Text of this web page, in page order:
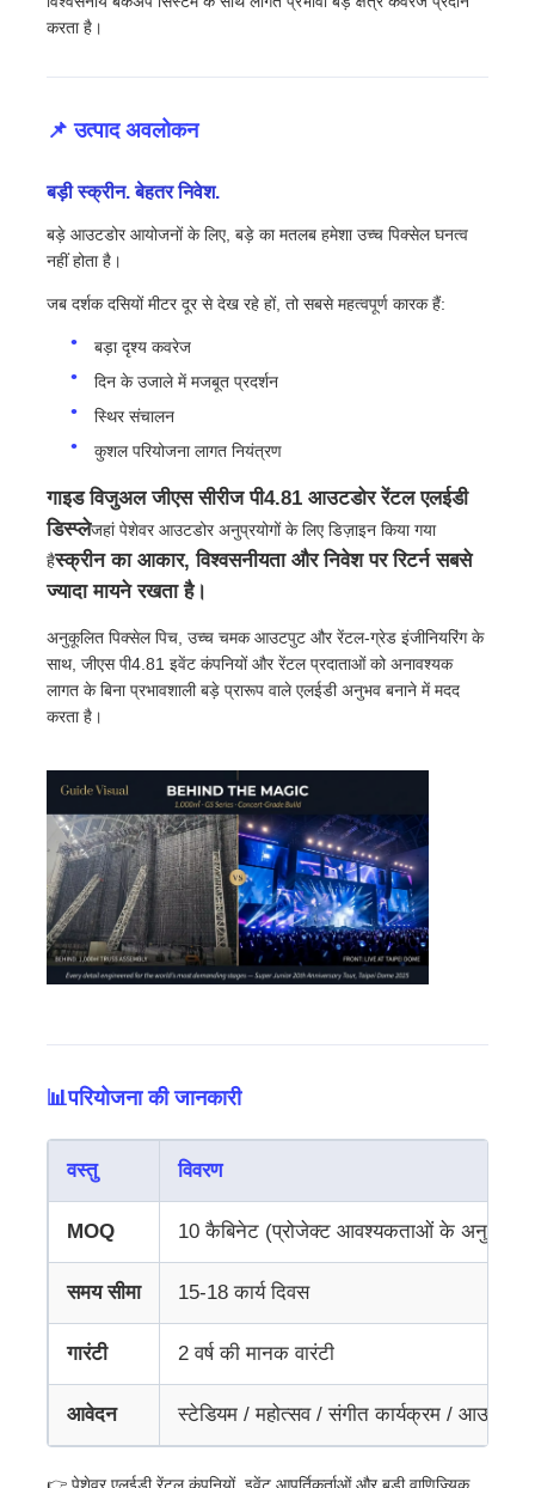
घर
वीडियो
वीआर शो
हमारे बारे में
कारखाने का दौरा
गुणवत्ता नियंत्रण
हमसे संपर्क करें
समाचार
मामले
एलईडी वीडियो दीवार प्रदर्शन
एलईडी प्रदर्शन स्क्रीन
संगीत कार्यक्रम एलईडी स्क्रीन
स्टेज एलईडी स्क्रीन किराया
पारदर्शी एलईडी प्रदर्शन
करता है।
📌 उत्पाद अवलोकन
बड़ी स्क्रीन. बेहतर निवेश.
बड़े आउटडोर आयोजनों के लिए, बड़े का मतलब हमेशा उच्च पिक्सेल घनत्व
नहीं होता है।
जब दर्शक दसियों मीटर दूर से देख रहे हों, तो सबसे महत्वपूर्ण कारक हैं:
बड़ा दृश्य कवरेज
दिन के उजाले में मजबूत प्रदर्शन
स्थिर संचालन
कुशल परियोजना लागत नियंत्रण
गाइड विजुअल जीएस सीरीज पी4.81 आउटडोर रेंटल एलईडी
डिस्प्लेजहां पेशेवर आउटडोर अनुप्रयोगों के लिए डिज़ाइन किया गया
हैस्क्रीन का आकार, विश्वसनीयता और निवेश पर रिटर्न सबसे
ज्यादा मायने रखता है।
अनुकूलित पिक्सेल पिच, उच्च चमक आउटपुट और रेंटल-ग्रेड इंजीनियरिंग के
साथ, जीएस पी4.81 इवेंट कंपनियों और रेंटल प्रदाताओं को अनावश्यक
लागत के बिना प्रभावशाली बड़े प्रारूप वाले एलईडी अनुभव बनाने में मदद
करता है।
📊परियोजना की जानकारी
वस्तु विवरण
MOQ 10 कैबिनेट (प्रोजेक्ट आवश्यकताओं के अनुसार
समय सीमा 15-18 कार्य दिवस
गारंटी 2 वर्ष की मानक वारंटी
आवेदन स्टेडियम / महोत्सव / संगीत कार्यक्रम / आउटडोर
👉 पेशेवर एलईडी रेंटल कंपनियों, इवेंट आपूर्तिकर्ताओं और बड़ी वाणिज्यिक